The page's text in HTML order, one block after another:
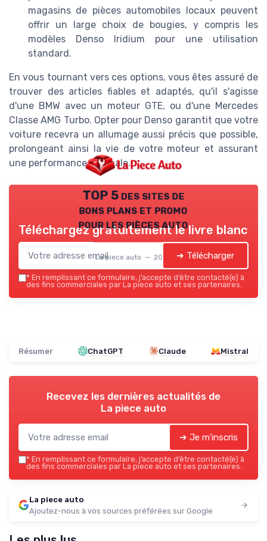
magasins de pièces automobiles locaux peuvent
offrir un large choix de bougies, y compris les
modèles Denso Iridium pour une utilisation
standard.
En vous tournant vers ces options, vous êtes assuré de
trouver des articles fiables et adaptés, qu'il s'agisse
d'une BMW avec un moteur GTE, ou d'une Mercedes
Classe AMG Turbo. Opter pour Denso garantit que votre
voiture recevra un allumage aussi précis que possible,
prolongeant ainsi la vie de votre moteur et assurant
une performance optimale.
TOP 5 des sites de
bons plans et promo
pour les pièces auto
La piece auto — 2026
Téléchargez gratuitement le livre blanc
➔ Télécharger
* En remplissant ce formulaire, j’accepte d’être contacté(e) à
des fins commerciales par La piece auto et ses partenaires.
Résumer ChatGPT Claude Mistral
Recevez les dernières actualités de
La piece auto
➔ Je m'inscris
* En remplissant ce formulaire, j’accepte d’être contacté(e) à
des fins commerciales par La piece auto et ses partenaires.
La piece auto
Ajoutez-nous à vos sources préférées sur Google